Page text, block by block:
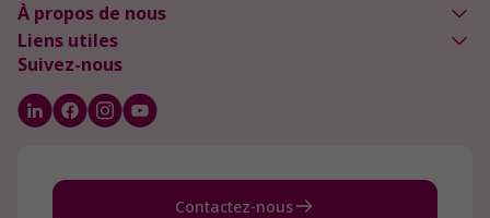
À propos de nous
Liens utiles
Suivez-nous
Contactez-nous